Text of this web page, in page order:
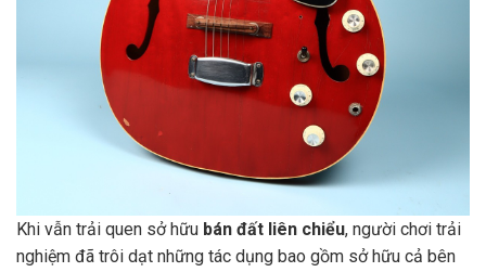
Khi vẫn trải quen sở hữu bán đất liên chiểu, người chơi trải
nghiệm đã trôi dạt những tác dụng bao gồm sở hữu cả bên